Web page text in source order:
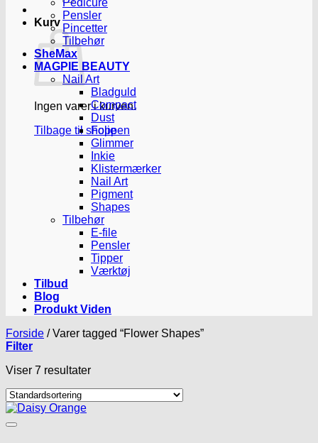
Kurv
Ingen varer i kurven.
Tilbage til shoppen
Pedicure
Pensler
Pincetter
Tilbehør
SheMax
MAGPIE BEAUTY
Nail Art
Bladguld
Compact
Dust
Folie
Glimmer
Inkie
Klistermærker
Nail Art
Pigment
Shapes
Tilbehør
E-file
Pensler
Tipper
Værktøj
Tilbud
Blog
Produkt Viden
Forside /Varer tagged “Flower Shapes”
Filter
Viser 7 resultater